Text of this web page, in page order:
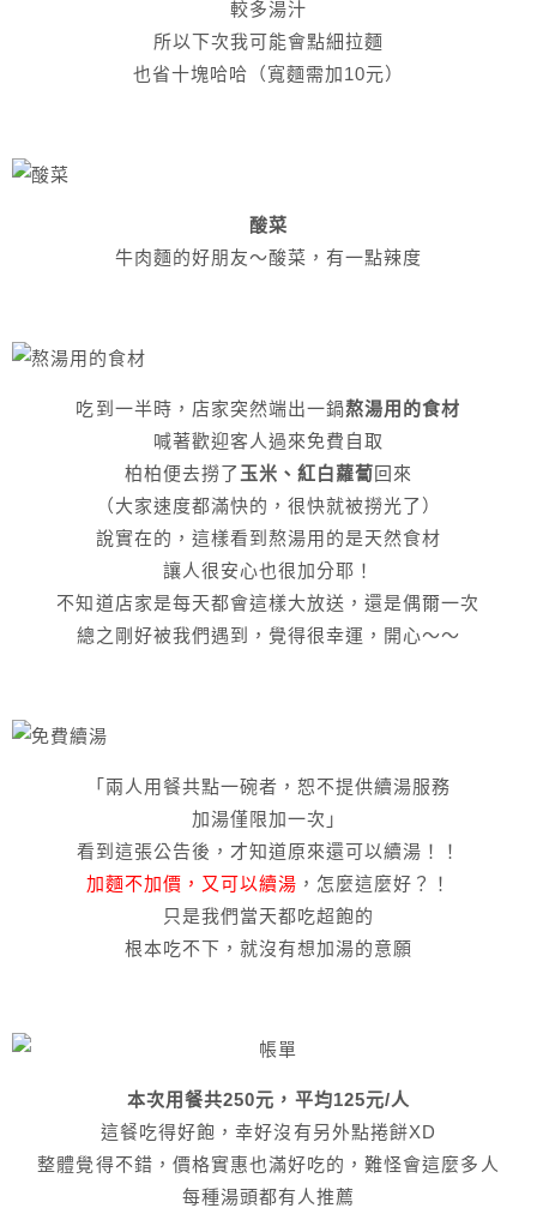
較多湯汁
所以下次我可能會點細拉麵
也省十塊哈哈（寬麵需加10元）
酸菜
牛肉麵的好朋友～酸菜，有一點辣度
吃到一半時，店家突然端出一鍋熬湯用的食材
喊著歡迎客人過來免費自取
柏柏便去撈了 玉米、紅白蘿蔔回來
（大家速度都滿快的，很快就被撈光了）
說實在的，這樣看到熬湯用的是天然食材
讓人很安心也很加分耶！
不知道店家是每天都會這樣大放送，還是偶爾一次
總之剛好被我們遇到，覺得很幸運，開心～～
「兩人用餐共點一碗者，恕不提供續湯服務
加湯僅限加一次」
看到這張公告後，才知道原來還可以續湯！！
加麵不加價，又可以續湯 ，怎麼這麼好？！
只是我們當天都吃超飽的
根本吃不下，就沒有想加湯的意願
本次用餐共250元，平均125元/人
這餐吃得好飽，幸好沒有另外點捲餅XD
整體覺得不錯，價格實惠也滿好吃的，難怪會這麼多人
每種湯頭都有人推薦